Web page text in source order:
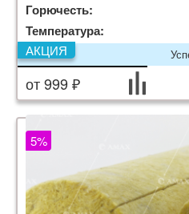
Горючесть:
Температура:
АКЦИЯ
от 999 ₽
5%